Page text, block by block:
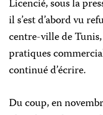
Licencié, sous la
il s’est d’abord vu
centre-ville de
pratiques
continué d’écrire.
Du coup, en